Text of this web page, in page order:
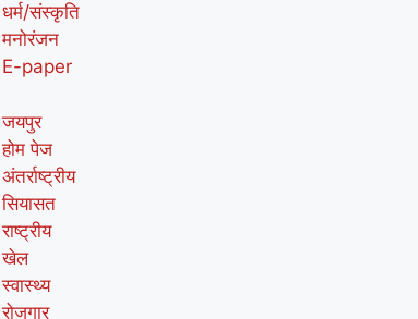
धर्म/संस्कृति
मनोरंजन
E-paper
जयपुर
होम पेज
अंतर्राष्ट्रीय
सियासत
राष्ट्रीय
खेल
स्वास्थ्य
रोजगार